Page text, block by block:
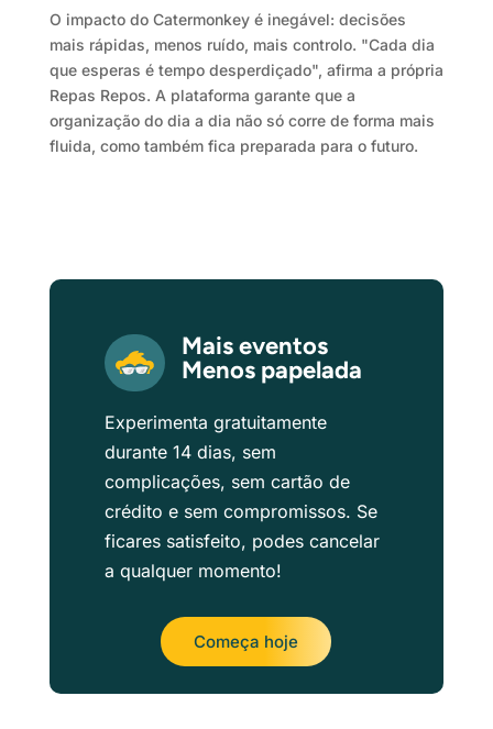
O impacto do Catermonkey é inegável: decisões
mais rápidas, menos ruído, mais controlo. "Cada dia
que esperas é tempo desperdiçado", afirma a própria
Repas Repos. A plataforma garante que a
organização do dia a dia não só corre de forma mais
fluida, como também fica preparada para o futuro.
Mais eventos
Menos papelada
Experimenta gratuitamente
durante 14 dias, sem
complicações, sem cartão de
crédito e sem compromissos. Se
ficares satisfeito, podes cancelar
a qualquer momento!
Começa hoje